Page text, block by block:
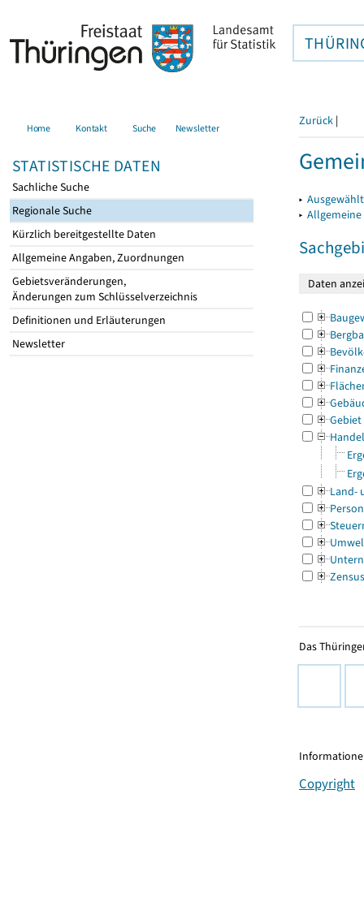
Home Kontakt Suche Newsletter
STATISTISCHE DATEN
Sachliche Suche
Regionale Suche
Kürzlich bereitgestellte Daten
Allgemeine Angaben, Zuordnungen
Gebietsveränderungen,
Änderungen zum Schlüsselverzeichnis
Definitionen und Erläuterungen
Newsletter
Zurück |
▸
▸
Gebiet
Land-
Zensus
Das
Copyright